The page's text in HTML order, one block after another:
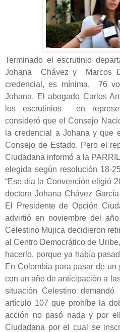
Terminado el escrutinio
Johana Chávez y Marcos
credencial, es mínima, 76
Johana. El abogado Carlos
los escrutinios en
consideró que el Consejo
la credencial a Johana y que
Consejo de Estado. Pero el
Ciudadana informó a la
elegida según resolución 18-
“Ese día la Convención eligió
doctora Johana Chávez
El Presidente de Opción
advirtió en noviembre del
Celestino Mujica decidieron
al Centro Democrático de
hacerlo, porque ya había
En Colombia para pasar de
con un año de anticipación a
situación Celestino
artículo 107 que prohíbe la
acción no pasó nada y por
Ciudadana por el cual se